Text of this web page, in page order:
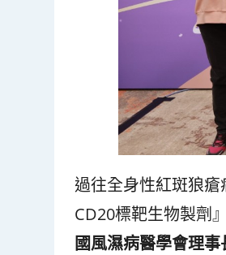
過往全身性紅斑狼
CD20標靶生物製劑
國風濕病醫學會理